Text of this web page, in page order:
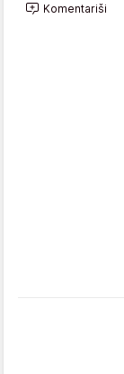
Komentariši